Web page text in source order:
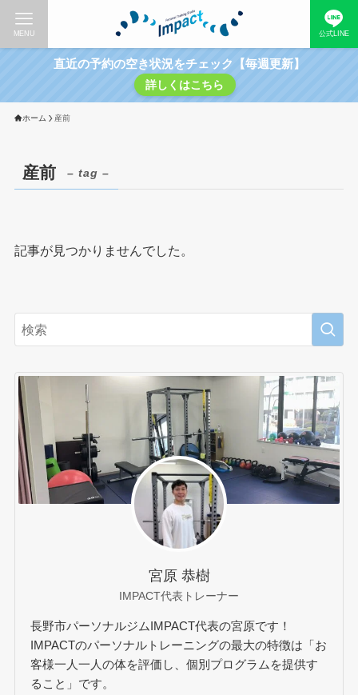
公式LINE
MENU
直近の予約の空き状況をチェック【毎週更新】
詳しくはこちら
ホーム 産前
産前 – tag –
記事が見つかりませんでした。
宮原 恭樹
IMPACT代表トレーナー
長野市パーソナルジムIMPACT代表の宮原です！
IMPACTのパーソナルトレーニングの最大の特徴は「お
客様一人一人の体を評価し、個別プログラムを提供す
ること」です。